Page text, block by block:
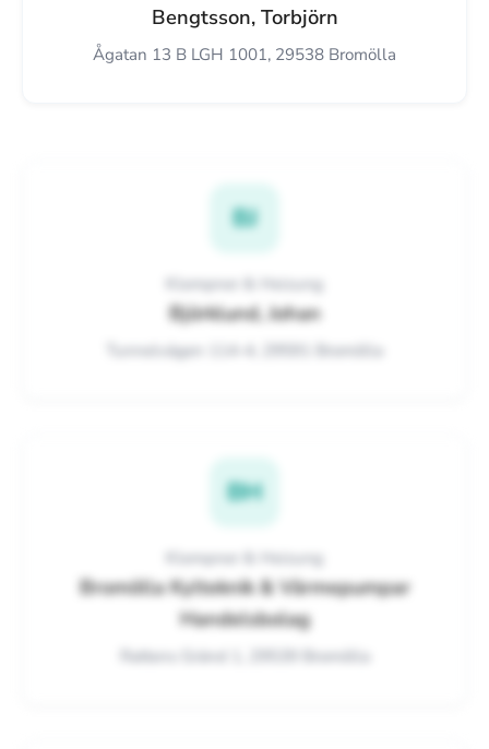
Bengtsson, Torbjörn
Ågatan 13 B LGH 1001, 29538 Bromölla
BJ
Klempner & Heizung
Björklund, Johan
Tunnelvägen 114-4, 29591 Bromölla
BH
Klempner & Heizung
Bromölla Kylteknik & Värmepumpar
Handelsbolag
Rattens Gränd 1, 29539 Bromölla